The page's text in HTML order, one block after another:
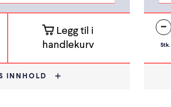
handlekurv
INNHOLD
Stk.